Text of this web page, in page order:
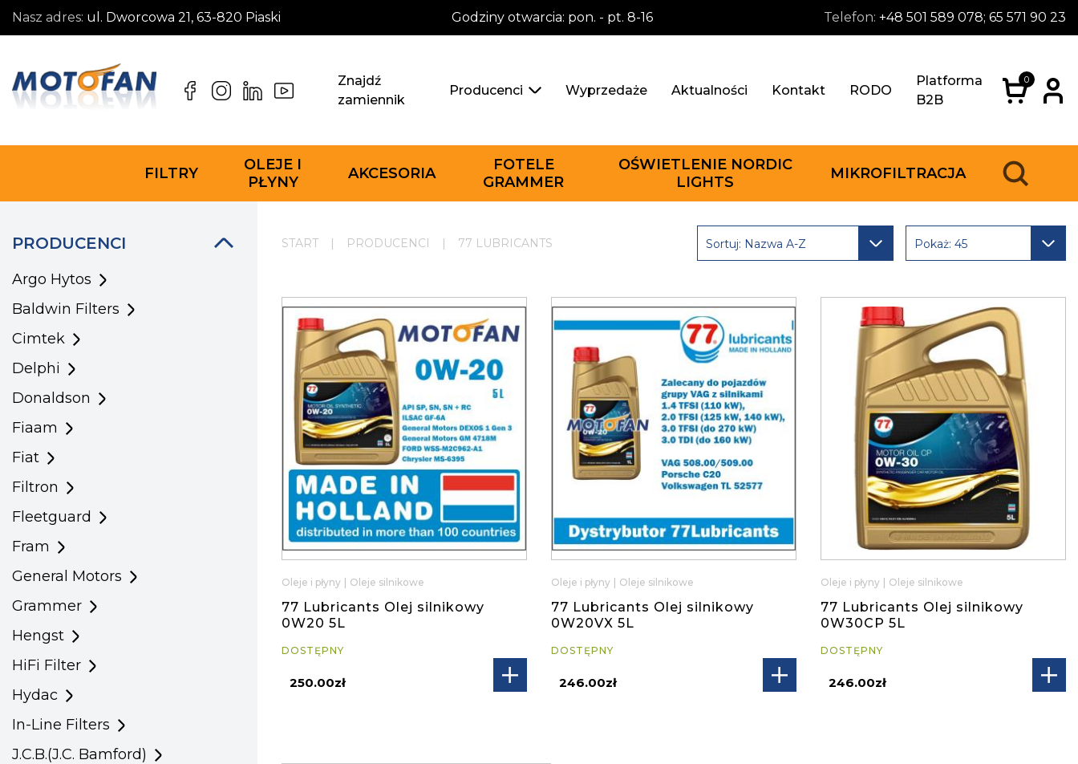
Nasz adres: ul. Dworcowa 21, 63-820 Piaski Godziny otwarcia: pon. - pt. 8-16 Telefon: +48 501 589 078; 65 571 90 23
Znajdź
zamiennik
Producenci Wyprzedaże Aktualności Kontakt RODO
Platforma
B2B
0
FILTRY
OLEJE I
PŁYNY
AKCESORIA
FOTELE
GRAMMER
OŚWIETLENIE NORDIC
LIGHTS
MIKROFILTRACJA
PRODUCENCI
Argo Hytos
Baldwin Filters
Cimtek
Delphi
Donaldson
Fiaam
Fiat
Filtron
Fleetguard
Fram
General Motors
Grammer
Hengst
HiFi Filter
Hydac
In-Line Filters
J.C.B.(J.C. Bamford)
START | PRODUCENCI | 77 LUBRICANTS Sortuj: Nazwa A-Z Pokaż: 45
Oleje i płyny Oleje silnikowe
77 Lubricants Olej silnikowy
0W20 5L
DOSTĘPNY
250.00zł
Oleje i płyny Oleje silnikowe
77 Lubricants Olej silnikowy
0W20VX 5L
DOSTĘPNY
246.00zł
Oleje i płyny Oleje silnikowe
77 Lubricants Olej silnikowy
0W30CP 5L
DOSTĘPNY
246.00zł